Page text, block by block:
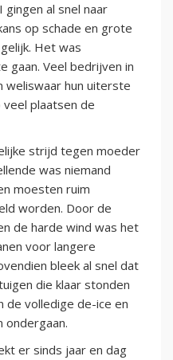
al snel naar
op schade en grote
Het was
gaan. Veel bedrijven in
hun uiterste
plaatsen de
strijd tegen moeder
was niemand
moesten ruim
worden. Door de
de harde wind was het
voor langere
bleek al snel dat
die klaar stonden
volledige de-ice en
ondergaan.
er sinds jaar en dag